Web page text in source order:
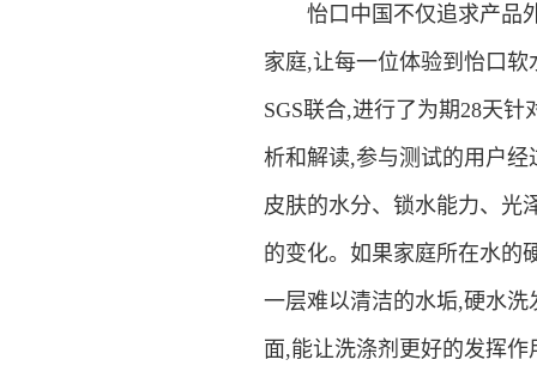
怡口中国不仅追求产品外
家庭,让每一位体验到怡口
SGS联合,进行了为期28天
析和解读,参与测试的用户经
皮肤的水分、锁水能力、光
的变化。如果家庭所在水的
一层难以清洁的水垢,硬水
面,能让洗涤剂更好的发挥